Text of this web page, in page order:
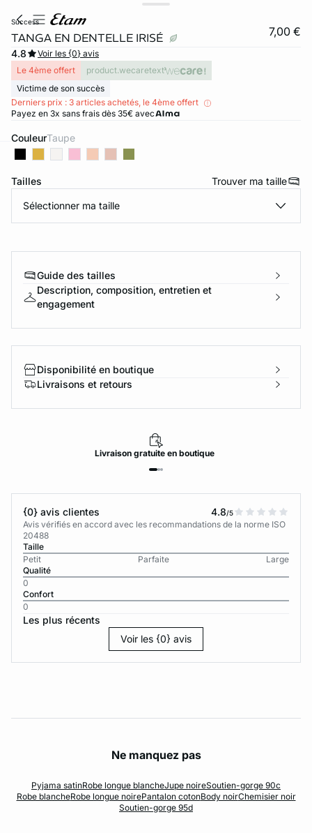
success
TANGA EN DENTELLE IRISÉ 7,00 €
4.8
Voir les {0} avis
Le 4ème offert
product.wecaretext
Victime de son succès
Derniers prix : 3 articles achetés, le 4ème offert
Payez en 3x sans frais dès 35€ avec
Couleur taupe
Tailles Trouver ma taille
Sélectionner ma taille
Guide des tailles
Description, composition, entretien et
engagement
Disponibilité en boutique
Livraisons et retours
Livraisongratuiteen boutique
{0} avis clientes 4.8/5
Avis vérifiés en accord avec les recommandations de la norme ISO
20488
Taille
Petit
Parfaite
Large
Qualité
0
Confort
0
Les plus récents
Voir les {0} avis
Ne manquez pas
Pyjama satinRobe longue blancheJupe noireSoutien-gorge 90c
Robe blancheRobe longue noirePantalon cotonBody noirChemisier noir
Soutien-gorge 95d